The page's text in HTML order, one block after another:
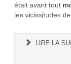
était avant tout
les vicissitudes
LIRE LA